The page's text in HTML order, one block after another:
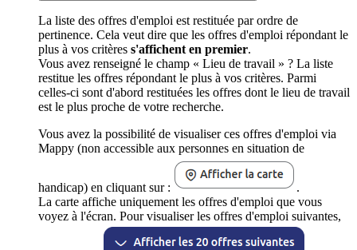
La liste des offres d'emploi est restituée par ordre de
pertinence. Cela veut dire que les offres d'emploi répondant le
plus à vos critères s'affichent en premier.
Vous avez renseigné le champ « Lieu de travail » ? La liste
restitue les offres répondant le plus à vos critères. Parmi
celles-ci sont d'abord restituées les offres dont le lieu de travail
est le plus proche de votre recherche.
Vous avez la possibilité de visualiser ces offres d'emploi via
Mappy (non accessible aux personnes en situation de
handicap) en cliquant sur :
.
La carte affiche uniquement les offres d'emploi que vous
voyez à l'écran. Pour visualiser les offres d'emploi suivantes,